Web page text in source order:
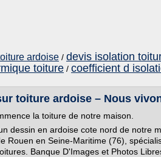
ardoise / devis isolation
toiture / coefficient d
toiture ardoise – Nous
la toiture de notre maison.
dessin en ardoise cote nord de notre
Rouen en Seine-Maritime (76),
Banque D'Images et Photos